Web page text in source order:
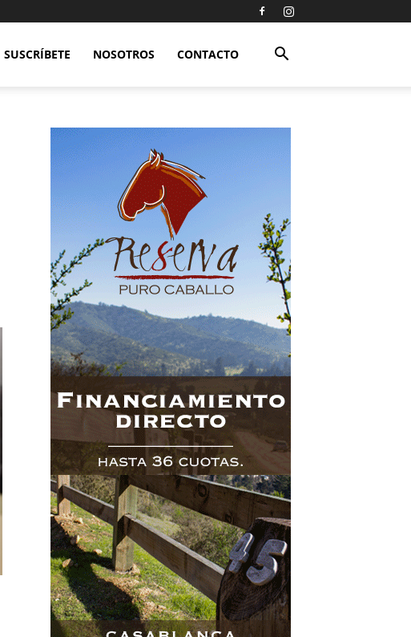
SUSCRÍBETE NOSOTROS CONTACTO